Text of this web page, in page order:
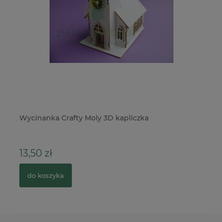
Wycinanka Crafty Moly 3D kapliczka
13,50 zł
do koszyka